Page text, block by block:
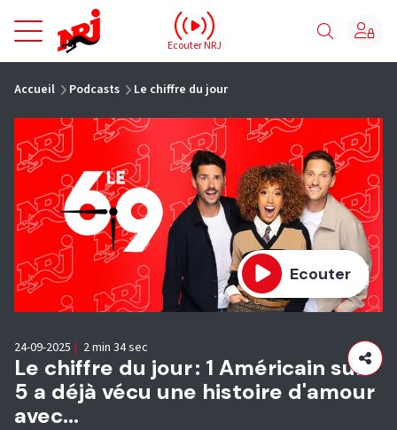
NRJ - Accueil
Ecouter NRJ
Accueil Podcasts Le chiffre du jour
Ecouter
Le chiffre du jour : 1 Américain sur
5 a déjà vécu une histoire d'amour
avec...
24-09-2025 | 2 min 34 sec